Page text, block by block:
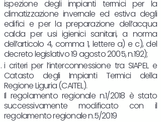
ispezione degli impianti termici per la
climatizzazione invernale ed estiva degli
edifici e per la preparazione dell’acqua
calda per usi igienici sanitari, a norma
dell’articolo 4, comma 1, lettere a) e c), del
decreto legislativo 19 agosto 2005, n.192);
i criteri per l’interconnessione tra SIAPEL e
Catasto degli Impianti Termici della
Regione Liguria (CAITEL).
Il regolamento regionale n.1/2018 è stato
successivamente modificato con il
regolamento regionale n.5/2019